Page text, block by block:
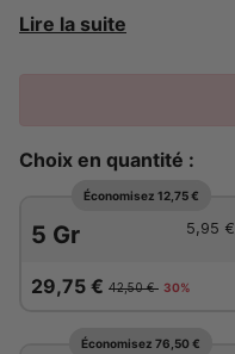
Lire la suite
Choix en quantité :
Économisez 12,75 €
5 Gr 5,95 €
29,75 € 42,50 € 30%
Économisez 76,50 €